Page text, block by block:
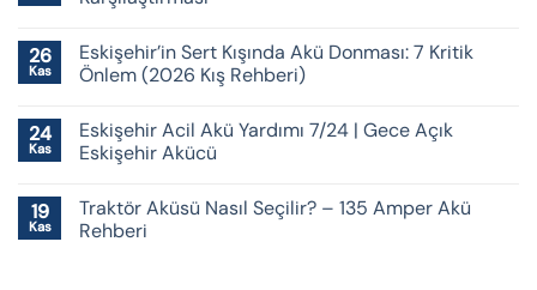
26
Kas
Eskişehir’in Sert Kışında Akü Donması: 7 Kritik
Önlem (2026 Kış Rehberi)
24
Kas
Eskişehir Acil Akü Yardımı 7/24 | Gece Açık
Eskişehir Akücü
19
Kas
Traktör Aküsü Nasıl Seçilir? – 135 Amper Akü
Rehberi